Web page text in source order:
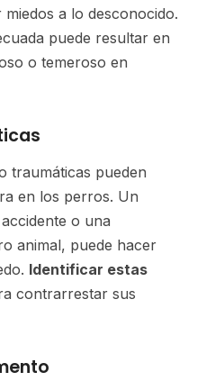
a lo desconocido.
puede resultar en
o temeroso en
traumáticas pueden
en los perros. Un
o una
animal, puede hacer
Identificar estas
contrarrestar sus